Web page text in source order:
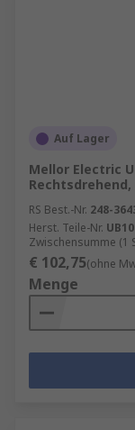
Auf Lager
Mellor Electric
Rechtsdrehend,
RS Best.-Nr. 248-
Herst. Teile-Nr.
Zwischensumme (1
€ 102,75(ohne
Menge